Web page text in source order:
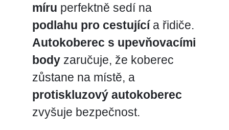
míru perfektně sedí na
podlahu pro cestujícía řidiče.
Autokoberec s upevňovacími
bodyzaručuje, že koberec
zůstane na místě, a
protiskluzový autokoberec
zvyšuje bezpečnost.